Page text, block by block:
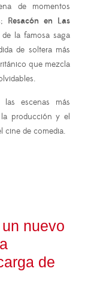
de momentos
Resacón en Las
la famosa saga
de soltera más
que mezcla
escenas más
la producción y el
cine de comedia.
nuevo
de